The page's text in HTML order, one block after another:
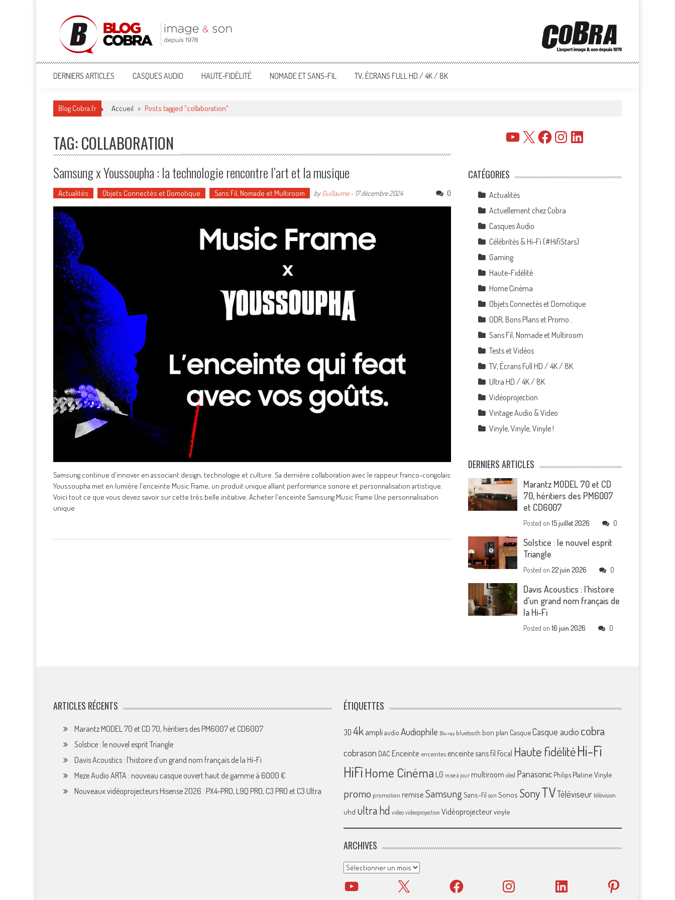
Blog Cobra
Toute l'actu Image & Son !
DERNIERS ARTICLES CASQUES AUDIO HAUTE-FIDÉLITÉ NOMADE ET SANS-FIL TV, ÉCRANS FULL HD / 4K / 8K
Blog Cobra.fr Accueil > Posts tagged "collaboration"
TAG: COLLABORATION
Samsung x Youssoupha : la technologie rencontre l’art et la musique
Actualités Objets Connectés et Domotique Sans Fil, Nomade et Multiroom byGuillaume- 17 décembre 2024 0
Samsung continue d'innover en associant design, technologie et culture. Sa dernière collaboration avec le rappeur franco-congolais
Youssoupha met en lumière l'enceinte Music Frame, un produit unique alliant performance sonore et personnalisation artistique.
Voici tout ce que vous devez savoir sur cette très belle initiative. Acheter l'enceinte Samsung Music Frame Une personnalisation
unique
YouTube
X FacebookInstagramLinkedIn
CATÉGORIES
Actualités
Actuellement chez Cobra
Casques Audio
Célébrités & Hi-Fi (#HifiStars)
Gaming
Haute-Fidélité
Home Cinéma
Objets Connectés et Domotique
ODR, Bons Plans et Promo…
Sans Fil, Nomade et Multiroom
Tests et Vidéos
TV, Écrans Full HD / 4K / 8K
Ultra HD / 4K / 8K
Vidéoprojection
Vintage Audio & Video
Vinyle, Vinyle, Vinyle !
DERNIERS ARTICLES
Marantz MODEL 70 et CD
70, héritiers des PM6007
et CD6007
Posted on15 juillet 2026 0
Solstice : le nouvel esprit
Triangle
Posted on22 juin 2026 0
Davis Acoustics : l’histoire
d’un grand nom français de
la Hi-Fi
Posted on16 juin 2026 0
ARTICLES RÉCENTS
Marantz MODEL 70 et CD 70, héritiers des PM6007 et CD6007
Solstice : le nouvel esprit Triangle
Davis Acoustics : l’histoire d’un grand nom français de la Hi-Fi
Meze Audio ARTA : nouveau casque ouvert haut de gamme à 6000 €
Nouveaux vidéoprojecteurs Hisense 2026 : PX4-PRO, L9Q PRO, C3 PRO et C3 Ultra
ÉTIQUETTES
3D 4k ampliaudio Audiophile Blu-ray bluetooth bon plan CasqueCasque audio cobra
cobrason DAC Enceinte enceintes enceinte sans fil Focal Haute fidélitéHi-Fi
HiFiHome Cinéma LG mise à jour multiroom oled Panasonic Philips Platine Vinyle
promo promotion remiseSamsungSans-fil son Sonos SonyTVTéléviseur télévision
uhd ultra hd video videoprojection Vidéoprojecteurvinyle
ARCHIVES
Archives
YouTube X Facebook Instagram LinkedIn Pinterest